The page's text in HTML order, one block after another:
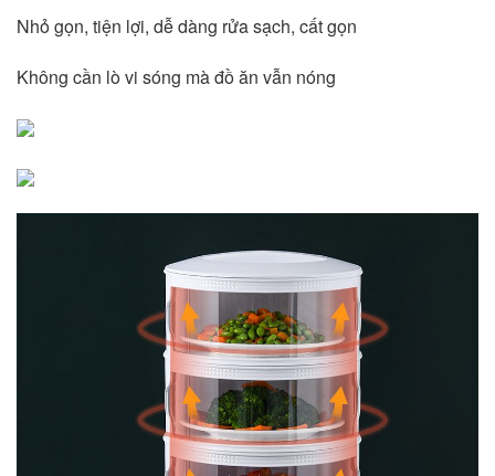
Nhỏ gọn, tiện lợi, dễ dàng rửa sạch, cất gọn
Không cần lò vi sóng mà đồ ăn vẫn nóng